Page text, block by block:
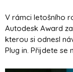
V rámci letošního
Autodesk Award
kterou si odnesl
Plug in. Přijdete se